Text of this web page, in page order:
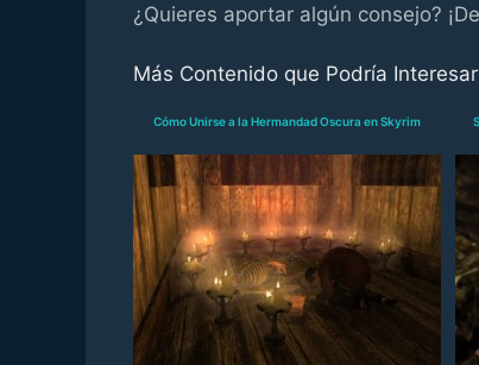
¿Quieres aportar algún consejo?
Más Contenido que Podría
Cómo Unirse a la Hermandad Oscura en Skyrim